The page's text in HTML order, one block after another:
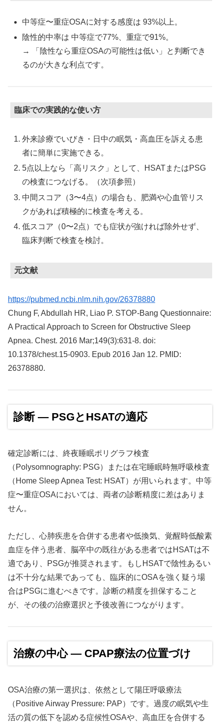
中等症〜重症OSAに対する感度は 93%以上。
陰性的中率は 中等症で77%、重症で91%。
→ 「陰性なら重症OSAの可能性は低い」と判断でき
るのが大きな利点です。
臨床での実践的な使い方
外来診療でいびき・日中の眠気・高血圧を訴える患
者に簡単に実施できる。
5点以上なら「高リスク」として、HSATまたはPSG
の検査につなげる。（次項参照）
中間スコア（3〜4点）の場合も、肥満や心血管リス
クがあれば積極的に検査を考える。
低スコア（0〜2点）でも症状が強ければ除外せず、
臨床判断で検査を検討。
元文献
https://pubmed.ncbi.nlm.nih.gov/26378880
Chung F, Abdullah HR, Liao P. STOP-Bang Questionnaire:
A Practical Approach to Screen for Obstructive Sleep
Apnea. Chest. 2016 Mar;149(3):631-8. doi:
10.1378/chest.15-0903. Epub 2016 Jan 12. PMID:
26378880.
診断 ― PSGとHSATの適応
確定診断には、終夜睡眠ポリグラフ検査
（Polysomnography: PSG）または在宅睡眠時無呼吸検査
（Home Sleep Apnea Test: HSAT）が用いられます。中等
症〜重症OSAにおいては、両者の診断精度に差はありま
せん。
ただし、心肺疾患を合併する患者や低換気、覚醒時低酸素
血症を伴う患者、脳卒中の既往がある患者ではHSATは不
適であり、PSGが推奨されます。もしHSATで陰性あるい
は不十分な結果であっても、臨床的にOSAを強く疑う場
合はPSGに進むべきです。診断の精度を担保すること
が、その後の治療選択と予後改善につながります。
治療の中心 ― CPAP療法の位置づけ
OSA治療の第一選択は、依然として陽圧呼吸療法
（Positive Airway Pressure: PAP）です。過度の眠気や生
活の質の低下を認める症候性OSAや、高血圧を合併する